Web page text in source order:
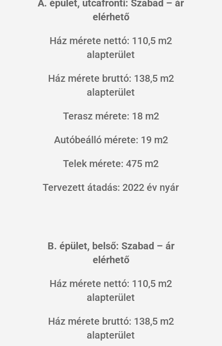
A. épület, utcafronti: Szabad – ár
elérhető
Ház mérete nettó: 110,5 m2
alapterület
Ház mérete bruttó: 138,5 m2
alapterület
Terasz mérete: 18 m2
Autóbeálló mérete: 19 m2
Telek mérete: 475 m2
Tervezett átadás: 2022 év nyár
B. épület, belső: Szabad – ár
elérhető
Ház mérete nettó: 110,5 m2
alapterület
Ház mérete bruttó: 138,5 m2
alapterület